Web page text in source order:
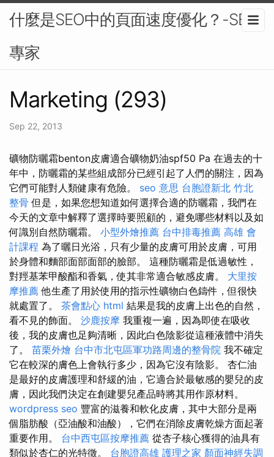
什麼是SEO中的頁面速度優化？-SEO
專家
Marketing (293)
Sep 22, 2013
礦物防曬霜benton皮膚適合礦物奶油spf50 Pa 在過去的十
年中，防曬霜的某些組成部分已經引起了人們的關注，因為
它們可能對人類健康有危險。 seo 意思 台胞證新北 竹北
整骨 但是，如果您想知道如何選擇合適的防曬霜，我們在
今天的文章中解釋了選擇時要照顧的，避免哪些材料以及如
何識別自然防曬霜。 小型外燴推薦 台中排毒推薦 高雄 會
計課程 為了曬日光浴，只有少量的皮膚可用於皮膚，可用
於身體和麵部面部面部的臉部。 這種防曬霜是低過敏性，
對羥基苯甲酸酯和香氣，使其非常適合敏感皮膚。 大里按
摩推薦 他生產了用於使用的指示性礦物白色鑄件，但很快
就處置了。 茶會點心 html 結果是我的皮膚上出色的自然，
看不見的飾面。 沙鹿按摩 我重複一遍，因為即使在吸收
後，我的皮膚也足夠清晰，因此白色陰影從這種液體中消失
了。 苗栗外燴 台中市北屯區軍功路周邊的整骨院 我不確定
它在較深的膚色上會執行多少，因為它沒有陰影。 杏仁油
是最好的皮膚護理和舒緩的油，它適合於最敏感的嬰兒的皮
膚，因此我們決定在創建嬰兒產品時將其用作原材料。
wordpress seo 豐富的滋養和軟化皮膚，其中大部分是兩
個脂肪酸（亞油酸和油酸），它們在消除皮膚乾燥方面起著
重要作用。 台中西屯區按摩推薦 從杏子核心獲得的油具有
類似於杏仁的光特徵。 台胞證高雄 護理之家 顏面神經失調